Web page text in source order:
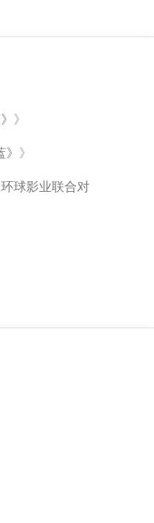
》
》
球影业联合对